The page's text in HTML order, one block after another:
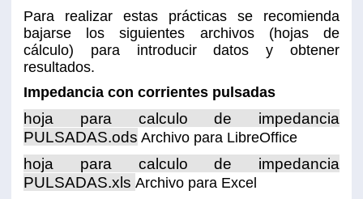
Para realizar estas prácticas se recomienda
bajarse los siguientes archivos (hojas de
cálculo) para introducir datos y obtener
resultados.
Impedancia con corrientes pulsadas
hoja para calculo de impedancia
PULSADAS.ods Archivo para LibreOffice
hoja para calculo de impedancia
PULSADAS.xlsArchivo para Excel